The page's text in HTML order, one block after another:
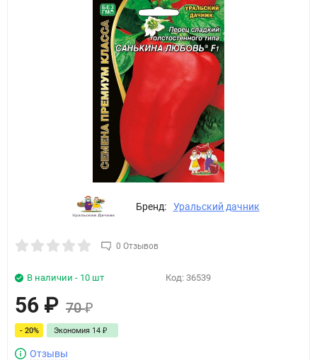
Бренд: Уральский дачник
0 Отзывов
В наличии - 10 шт Код: 36539
56 ₽ 70₽
- 20% Экономия 14 ₽
Отзывы